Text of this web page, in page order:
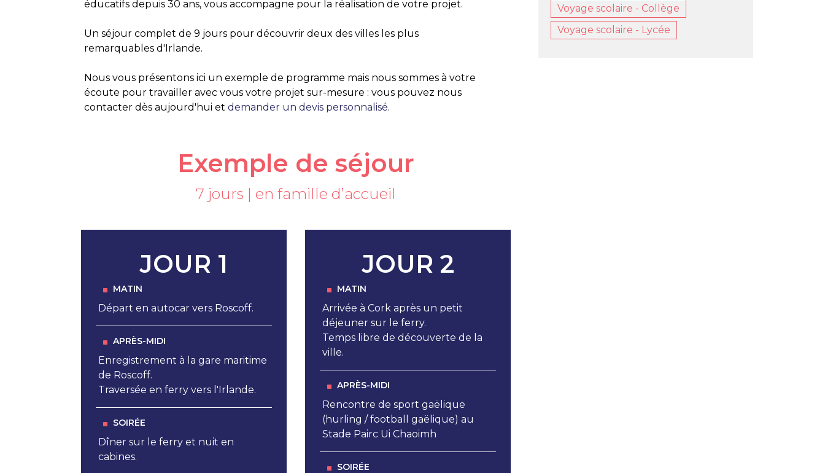
éducatifs depuis 30 ans, vous accompagne pour la réalisation de votre projet.
Un séjour complet de 9 jours pour découvrir deux des villes les plus
remarquables d'Irlande.
Nous vous présentons ici un exemple de programme mais nous sommes à votre
écoute pour travailler avec vous votre projet sur-mesure : vous pouvez nous
contacter dès aujourd'hui et demander un devis personnalisé.
Exemple de séjour
7 jours | en famille d’accueil
JOUR 1
MATIN
Départ en autocar vers Roscoff.
APRÈS-MIDI
Enregistrement à la gare maritime
de Roscoff.
Traversée en ferry vers l'Irlande.
SOIRÉE
Dîner sur le ferry et nuit en
cabines.
JOUR 2
MATIN
Arrivée à Cork après un petit
déjeuner sur le ferry.
Temps libre de découverte de la
ville.
APRÈS-MIDI
Rencontre de sport gaëlique
(hurling / football gaëlique) au
Stade Pairc Ui Chaoimh
SOIRÉE
Voyage scolaire - Collège
Voyage scolaire - Lycée